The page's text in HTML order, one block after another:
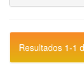
Resultados 1-1